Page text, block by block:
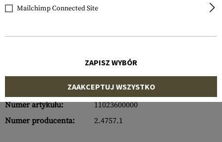
Numer artykułu:
11023600000
Numer producenta:
2.4757.1
Mailchimp Connected Site
ZAPISZ WYBÓR
ZAAKCEPTUJ WSZYSTKO